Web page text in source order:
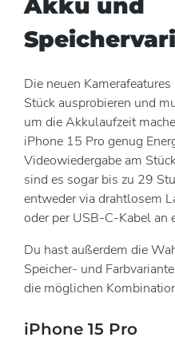
Akku und
Die neuen
Stück ausprobieren und
um die Akkulaufzeit
iPhone 15 Pro genug
Videowiedergabe am
sind es sogar bis zu 29
entweder via drahtlosem
oder per USB-C-Kabel
Du hast außerdem die
Speicher- und
die möglichen
iPhone 15 Pro